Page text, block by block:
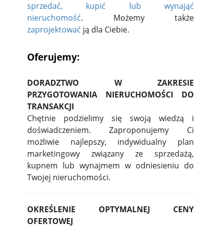
sprzedać, kupić lub wynająć
nieruchomość. Możemy także
zaprojektować ją dla Ciebie.
Oferujemy:
DORADZTWO W ZAKRESIE
PRZYGOTOWANIA NIERUCHOMOŚCI DO
TRANSAKCJI
Chętnie podzielimy się swoją wiedzą i
doświadczeniem. Zaproponujemy Ci
możliwie najlepszy, indywidualny plan
marketingowy związany ze sprzedażą,
kupnem lub wynajmem w odniesieniu do
Twojej nieruchomości.
OKREŚLENIE OPTYMALNEJ CENY
OFERTOWEJ